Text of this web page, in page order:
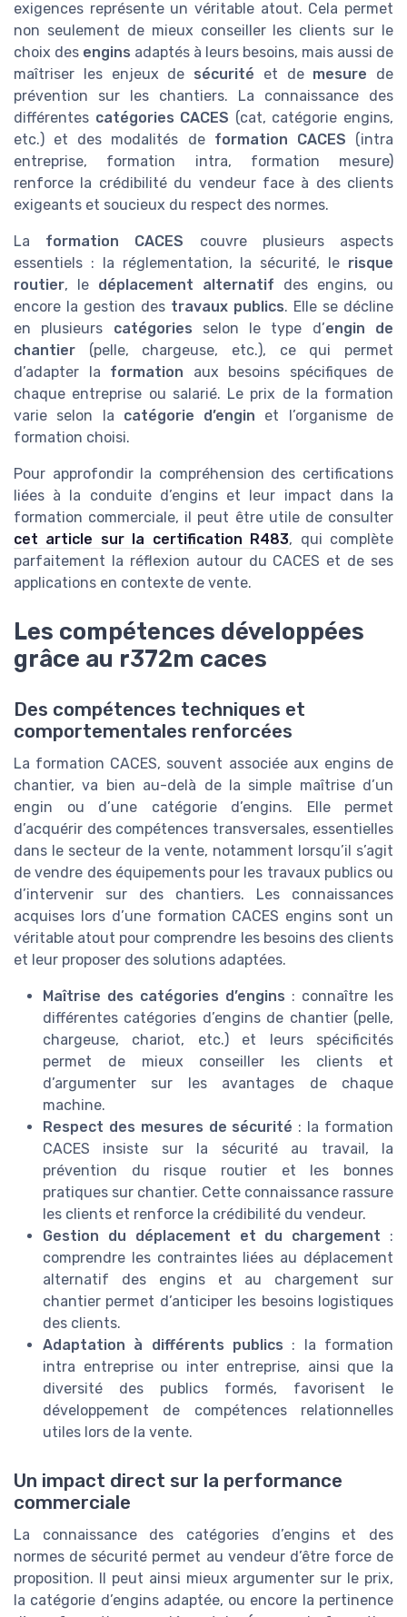
exigences représente un véritable atout. Cela permet
non seulement de mieux conseiller les clients sur le
choix des engins adaptés à leurs besoins, mais aussi de
maîtriser les enjeux de sécurité et de mesure de
prévention sur les chantiers. La connaissance des
différentes catégories CACES (cat, catégorie engins,
etc.) et des modalités de formation CACES (intra
entreprise, formation intra, formation mesure)
renforce la crédibilité du vendeur face à des clients
exigeants et soucieux du respect des normes.
La formation CACES couvre plusieurs aspects
essentiels : la réglementation, la sécurité, le risque
routier, le déplacement alternatif des engins, ou
encore la gestion des travaux publics. Elle se décline
en plusieurs catégories selon le type d’engin de
chantier (pelle, chargeuse, etc.), ce qui permet
d’adapter la formation aux besoins spécifiques de
chaque entreprise ou salarié. Le prix de la formation
varie selon la catégorie d’engin et l’organisme de
formation choisi.
Pour approfondir la compréhension des certifications
liées à la conduite d’engins et leur impact dans la
formation commerciale, il peut être utile de consulter
cet article sur la certification R483, qui complète
parfaitement la réflexion autour du CACES et de ses
applications en contexte de vente.
Les compétences développées
grâce au r372m caces
Des compétences techniques et
comportementales renforcées
La formation CACES, souvent associée aux engins de
chantier, va bien au-delà de la simple maîtrise d’un
engin ou d’une catégorie d’engins. Elle permet
d’acquérir des compétences transversales, essentielles
dans le secteur de la vente, notamment lorsqu’il s’agit
de vendre des équipements pour les travaux publics ou
d’intervenir sur des chantiers. Les connaissances
acquises lors d’une formation CACES engins sont un
véritable atout pour comprendre les besoins des clients
et leur proposer des solutions adaptées.
Maîtrise des catégories d’engins : connaître les
différentes catégories d’engins de chantier (pelle,
chargeuse, chariot, etc.) et leurs spécificités
permet de mieux conseiller les clients et
d’argumenter sur les avantages de chaque
machine.
Respect des mesures de sécurité : la formation
CACES insiste sur la sécurité au travail, la
prévention du risque routier et les bonnes
pratiques sur chantier. Cette connaissance rassure
les clients et renforce la crédibilité du vendeur.
Gestion du déplacement et du chargement :
comprendre les contraintes liées au déplacement
alternatif des engins et au chargement sur
chantier permet d’anticiper les besoins logistiques
des clients.
Adaptation à différents publics : la formation
intra entreprise ou inter entreprise, ainsi que la
diversité des publics formés, favorisent le
développement de compétences relationnelles
utiles lors de la vente.
Un impact direct sur la performance
commerciale
La connaissance des catégories d’engins et des
normes de sécurité permet au vendeur d’être force de
proposition. Il peut ainsi mieux argumenter sur le prix,
la catégorie d’engins adaptée, ou encore la pertinence